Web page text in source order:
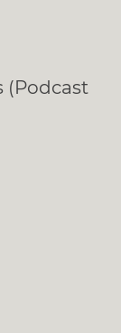
(Podcast